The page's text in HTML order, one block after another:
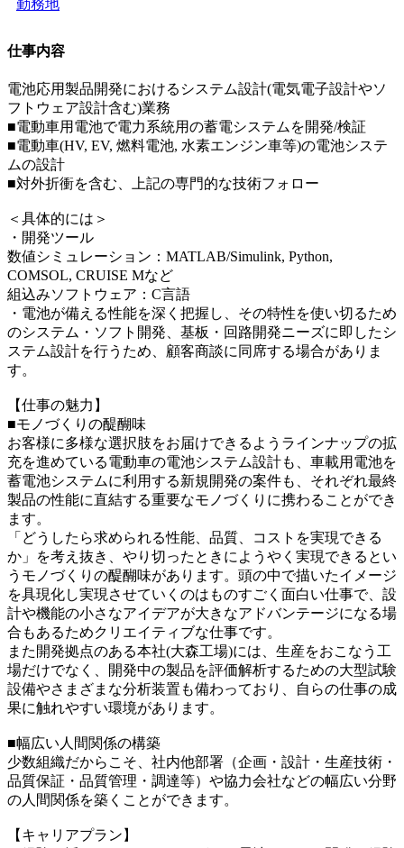
勤務地
仕事内容
電池応用製品開発におけるシステム設計(電気電子設計やソ
フトウェア設計含む)業務
■電動車用電池で電力系統用の蓄電システムを開発/検証
■電動車(HV, EV, 燃料電池, 水素エンジン車等)の電池システ
ムの設計
■対外折衝を含む、上記の専門的な技術フォロー
＜具体的には＞
・開発ツール
数値シミュレーション：MATLAB/Simulink, Python,
COMSOL, CRUISE Mなど
組込みソフトウェア：C言語
・電池が備える性能を深く把握し、その特性を使い切るため
のシステム・ソフト開発、基板・回路開発ニーズに即したシ
ステム設計を行うため、顧客商談に同席する場合がありま
す。
【仕事の魅力】
■モノづくりの醍醐味
お客様に多様な選択肢をお届けできるようラインナップの拡
充を進めている電動車の電池システム設計も、車載用電池を
蓄電池システムに利用する新規開発の案件も、それぞれ最終
製品の性能に直結する重要なモノづくりに携わることができ
ます。
「どうしたら求められる性能、品質、コストを実現できる
か」を考え抜き、やり切ったときにようやく実現できるとい
うモノづくりの醍醐味があります。頭の中で描いたイメージ
を具現化し実現させていくのはものすごく面白い仕事で、設
計や機能の小さなアイデアが大きなアドバンテージになる場
合もあるためクリエイティブな仕事です。
また開発拠点のある本社(大森工場)には、生産をおこなう工
場だけでなく、開発中の製品を評価解析するための大型試験
設備やさまざまな分析装置も備わっており、自らの仕事の成
果に触れやすい環境があります。
■幅広い人間関係の構築
少数組織だからこそ、社内他部署（企画・設計・生産技術・
品質保証・品質管理・調達等）や協力会社などの幅広い分野
の人間関係を築くことができます。
【キャリアプラン】